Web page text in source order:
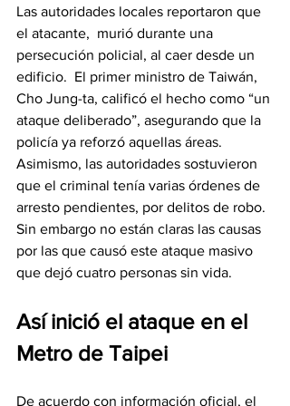
Las autoridades locales reportaron que
el atacante,  murió durante una
persecución policial, al caer desde un
edificio.  El primer ministro de Taiwán,
Cho Jung-ta, calificó el hecho como “un
ataque deliberado”, asegurando que la
policía ya reforzó aquellas áreas.
Asimismo, las autoridades sostuvieron
que el criminal tenía varias órdenes de
arresto pendientes, por delitos de robo.
Sin embargo no están claras las causas
por las que causó este ataque masivo
que dejó cuatro personas sin vida.
Así inició el ataque en el
Metro de Taipei
De acuerdo con información oficial, el